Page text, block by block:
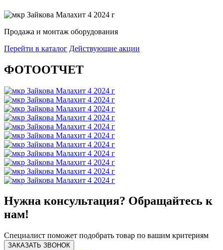
Продажа и монтаж оборудования
Перейти в каталог Действующие акции
ФОТООТЧЕТ
Нужна консультация? Обращайтесь к
нам!
Специалист поможет подобрать товар по вашим критериям
ЗАКАЗАТЬ ЗВОНОК